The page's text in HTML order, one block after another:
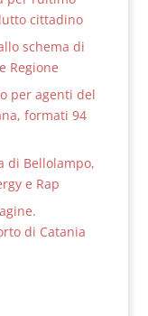
cittadino
schema di
Regione
per agenti del
formati 94
di Bellolampo,
e Rap
di Catania